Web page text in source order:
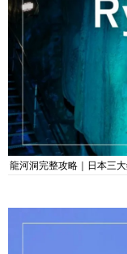
龍河洞完整攻略｜日本三